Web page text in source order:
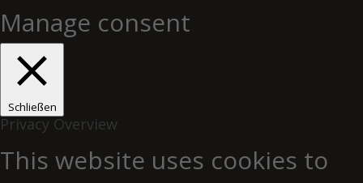
Manage consent
Schließen
Privacy Overview
This website uses cookies to